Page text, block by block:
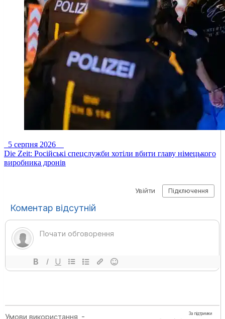
5 серпня 2026
Die Zeit: Російські спецслужби хотіли вбити главу німецького
виробника дронів